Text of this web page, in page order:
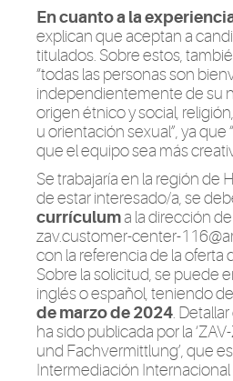
En cuanto a la
explican que aceptan a
titulados. Sobre estos,
“todas las personas son
independientemente de su
origen étnico y social,
u orientación sexual”, ya que
que el equipo sea más
Se trabajaría en la región de
de estar interesado/a, se
currículuma la dirección
zav.customer-center-
con la referencia de la oferta
Sobre la solicitud, se puede
inglés o español, teniendo de
de marzo de 2024.
ha sido publicada por la
und Fachvermittlung’, que
Intermediación Internacional